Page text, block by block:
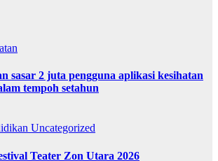
sasar 2 juta pengguna aplikasi kesihatan
tempoh setahun
Uncategorized
Teater Zon Utara 2026